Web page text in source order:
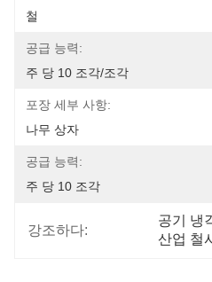
철
공급 능력:
주 당 10 조각/조각
포장 세부 사항:
나무 상자
공급 능력:
주 당 10 조각
강조하다:
공기 냉
산업 철